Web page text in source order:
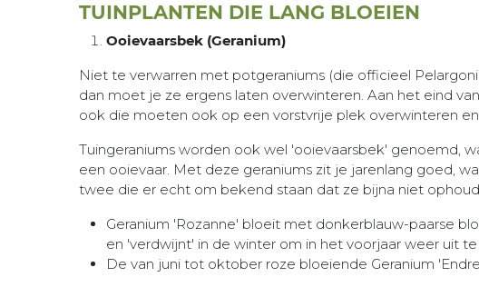
TUINPLANTEN DIE LANG BLOEIEN
Ooievaarsbek (Geranium)
Niet te verwarren met potgeraniums (die officieel
dan moet je ze ergens laten overwinteren. Aan het eind
ook die moeten ook op een vorstvrije plek overwinteren
Tuingeraniums worden ook wel 'ooievaarsbek' genoemd,
een ooievaar. Met deze geraniums zit je jarenlang goed,
twee die er echt om bekend staan dat ze bijna niet
Geranium 'Rozanne' bloeit met donkerblauw-paarse
en 'verdwijnt' in de winter om in het voorjaar weer uit te
De van juni tot oktober roze bloeiende Geranium